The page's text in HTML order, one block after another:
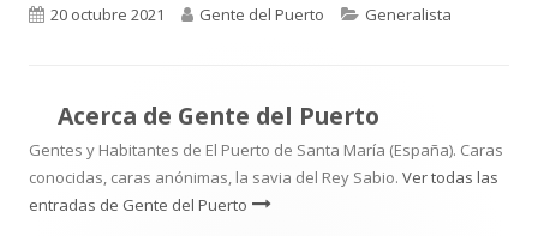
Publicado
20 octubre 2021 Autor
Gente del Puerto Categorías
Generalista
Acerca de Gente del Puerto
Gentes y Habitantes de El Puerto de Santa María (España). Caras
conocidas, caras anónimas, la savia del Rey Sabio. Ver todas las
entradas de Gente del Puerto